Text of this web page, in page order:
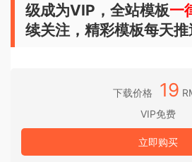
级成为VIP，全站模板一
续关注，精彩模板每天推
下载价格 19
VIP免费
立即购买